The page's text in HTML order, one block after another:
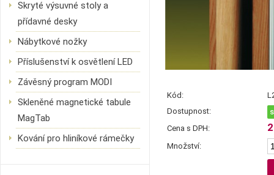
Skryté výsuvné stoly a
přídavné desky
Nábytkové nožky
Příslušenství k osvětlení LED
Závěsný program MODI
Skleněné magnetické tabule
MagTab
Kování pro hliníkové rámečky
Kód:
Dostupnost:
Cena s DPH:
Množství: